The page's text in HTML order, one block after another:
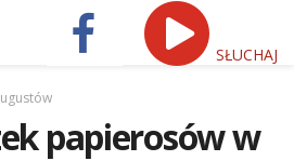
SŁUCHAJ
papierosów w